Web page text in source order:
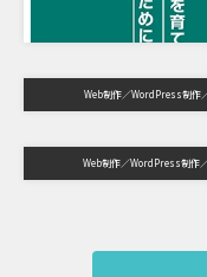
Web制作 WordPress制作
Web制作 WordPress制作